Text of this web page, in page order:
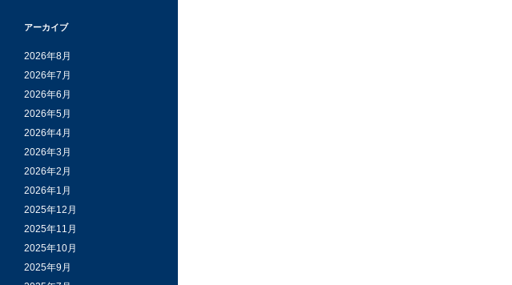
アーカイブ
2026年8月
2026年7月
2026年6月
2026年5月
2026年4月
2026年3月
2026年2月
2026年1月
2025年12月
2025年11月
2025年10月
2025年9月